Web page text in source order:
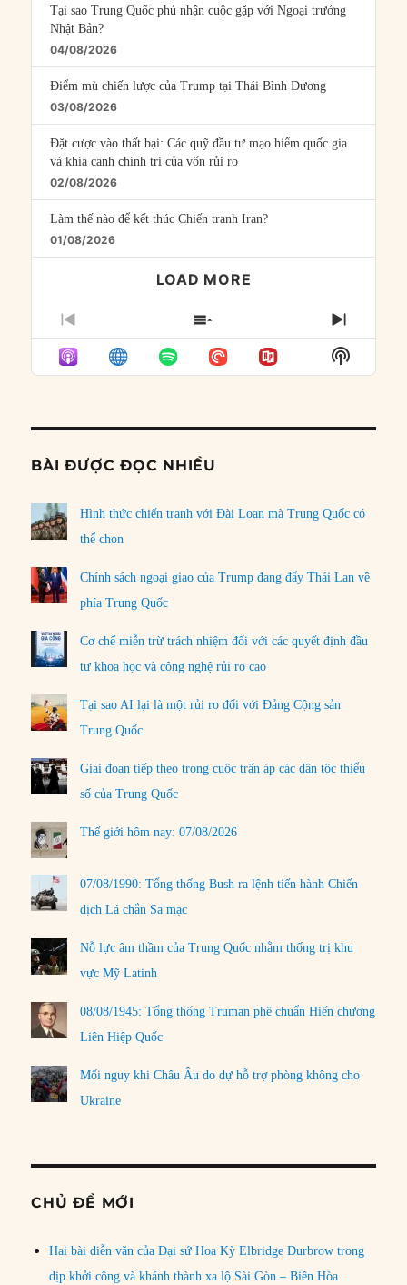
Tại sao Trung Quốc phủ nhận cuộc gặp với Ngoại trưởng
Nhật Bản?
04/08/2026
Điểm mù chiến lược của Trump tại Thái Bình Dương
03/08/2026
Đặt cược vào thất bại: Các quỹ đầu tư mạo hiểm quốc gia
và khía cạnh chính trị của vốn rủi ro
02/08/2026
Làm thế nào để kết thúc Chiến tranh Iran?
01/08/2026
LOAD MORE
PREVIOUS
EPISODE
SHOW
EPISODES
LIST
NEXT
Show
Podcast
BÀI ĐƯỢC ĐỌC NHIỀU
Hình thức chiến tranh với Đài Loan mà Trung Quốc có
thể chọn
Chính sách ngoại giao của Trump đang đẩy Thái Lan về
phía Trung Quốc
Cơ chế miễn trừ trách nhiệm đối với các quyết định đầu
tư khoa học và công nghệ rủi ro cao
Tại sao AI lại là một rủi ro đối với Đảng Cộng sản
Trung Quốc
Giai đoạn tiếp theo trong cuộc trấn áp các dân tộc thiểu
số của Trung Quốc
Thế giới hôm nay: 07/08/2026
07/08/1990: Tổng thống Bush ra lệnh tiến hành Chiến
dịch Lá chắn Sa mạc
Nỗ lực âm thầm của Trung Quốc nhằm thống trị khu
vực Mỹ Latinh
08/08/1945: Tổng thống Truman phê chuẩn Hiến chương
Liên Hiệp Quốc
Mối nguy khi Châu Âu do dự hỗ trợ phòng không cho
Ukraine
CHỦ ĐỀ MỚI
Hai bài diễn văn của Đại sứ Hoa Kỳ Elbridge Durbrow trong
dịp khởi công và khánh thành xa lộ Sài Gòn – Biên Hòa